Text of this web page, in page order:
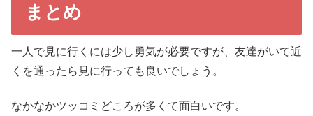
まとめ
一人で見に行くには少し勇気が必要ですが、友達がいて近
くを通ったら見に行っても良いでしょう。
なかなかツッコミどころが多くて面白いです。